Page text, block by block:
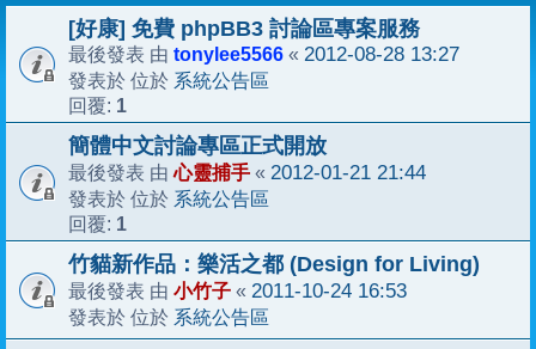
[好康] 免費 phpBB3 討論區專案服務
最後發表 由 tonylee5566 « 2012-08-28 13:27
發表於 位於 系統公告區
回覆: 1
簡體中文討論專區正式開放
最後發表 由心靈捕手 « 2012-01-21 21:44
發表於 位於 系統公告區
回覆: 1
竹貓新作品：樂活之都 (Design for Living)
最後發表 由 小竹子 « 2011-10-24 16:53
發表於 位於 系統公告區